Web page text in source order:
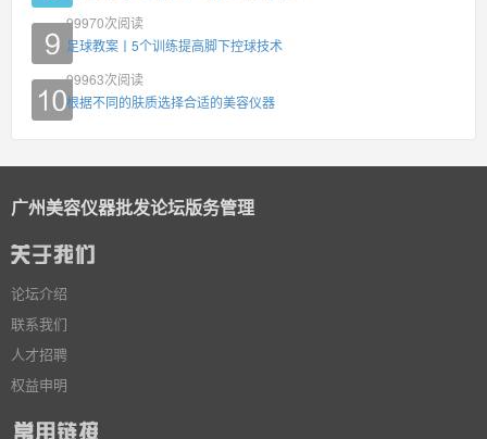
99970次阅读
足球教案丨5个训练提高脚下控球技术
99963次阅读
根据不同的肤质选择合适的美容仪器
广州美容仪器批发论坛版务管理
论坛介绍
联系我们
人才招聘
权益申明